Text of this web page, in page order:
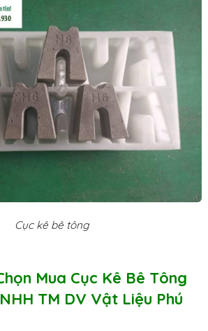
Cục kê bê tông
Mua Cục Kê Bê Tông
TM DV Vật Liệu Phú